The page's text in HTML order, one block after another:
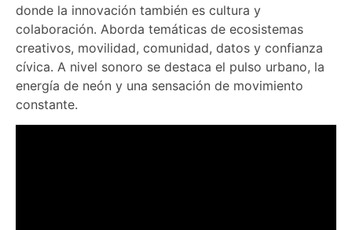
donde la innovación también es cultura y
colaboración. Aborda temáticas de ecosistemas
creativos, movilidad, comunidad, datos y confianza
cívica. A nivel sonoro se destaca el pulso urbano, la
energía de neón y una sensación de movimiento
constante.